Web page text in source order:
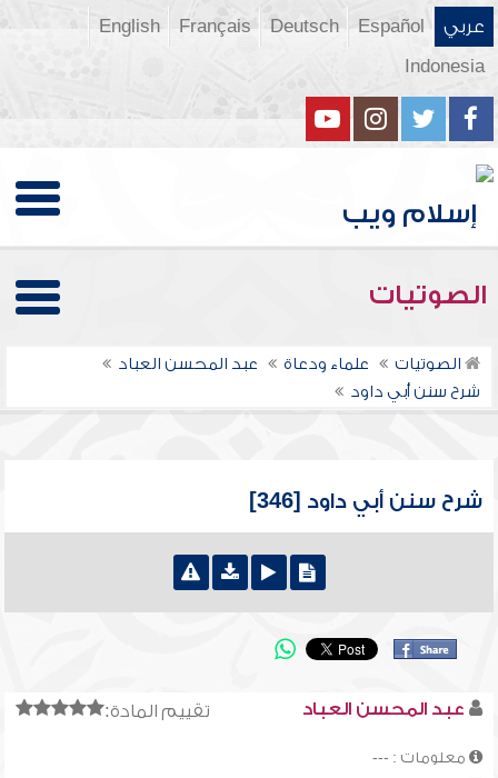
عربي Español
Deutsch
Français
English
Indonesia
الصوتيات
الصوتيات علماء ودعاة
عبد المحسن العباد
شرح سنن أبي داود
شرح سنن أبي داود [346]
تقييم المادة: عبد المحسن العباد
معلومات : ---